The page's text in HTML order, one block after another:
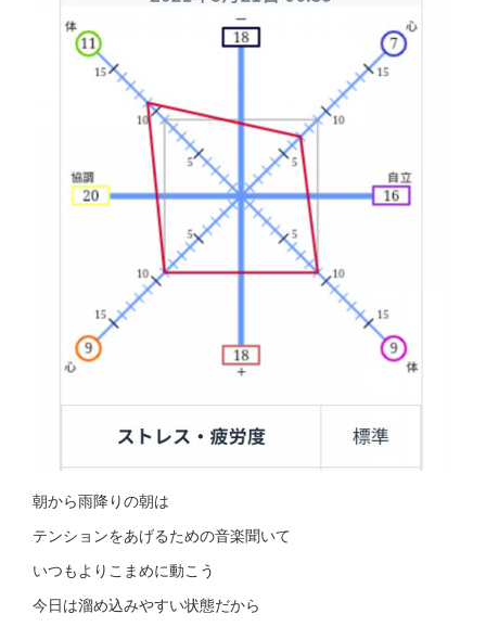
朝から雨降りの朝は
テンションをあげるための音楽聞いて
いつもよりこまめに動こう
今日は溜め込みやすい状態だから